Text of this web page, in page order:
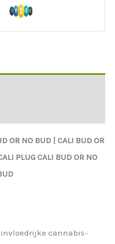
OR NO BUD |
CALI BUD OR
PLUG CALI BUD OR NO
invloedrijke cannabis-